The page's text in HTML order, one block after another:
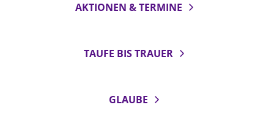
AKTIONEN & TERMINE
TAUFE BIS TRAUER
GLAUBE